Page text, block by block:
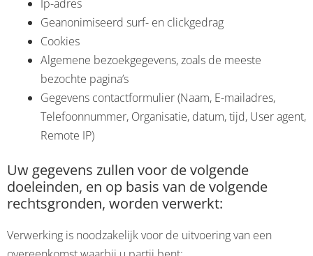
Ip-adres
Geanonimiseerd surf- en clickgedrag
Cookies
Algemene bezoekgegevens, zoals de meeste
bezochte pagina’s
Gegevens contactformulier (Naam, E-mailadres,
Telefoonnummer, Organisatie, datum, tijd, User agent,
Remote IP)
Uw gegevens zullen voor de volgende
doeleinden, en op basis van de volgende
rechtsgronden, worden verwerkt:
Verwerking is noodzakelijk voor de uitvoering van een